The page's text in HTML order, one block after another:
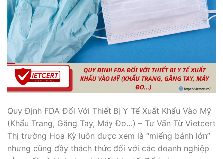
Quy Định FDA Đối Với Thiết Bị Y Tế Xuất Khẩu Vào Mỹ
(Khẩu Trang, Găng Tay, Máy Đo…) – Tư Vấn Từ Vietcert
Thị trường Hoa Kỳ luôn được xem là “miếng bánh lớn”
nhưng cũng đầy thách thức đối với các doanh nghiệp